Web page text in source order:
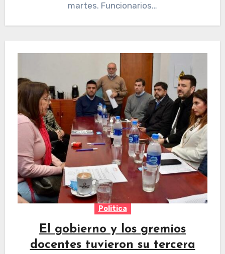
martes. Funcionarios…
Politica
El gobierno y los gremios
docentes tuvieron su tercera